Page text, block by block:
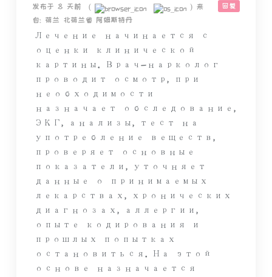
回复
发布于 8 天前 ( ) 来
自: 荷兰 北荷兰省 阿姆斯特丹
Лечение начинается с
оценки клинической
картины. Врач-нарколог
проводит осмотр, при
необходимости
назначает обследование,
ЭКГ, анализы, тест на
употребление веществ,
проверяет основные
показатели, уточняет
данные о принимаемых
лекарствах, хронических
диагнозах, аллергии,
опыте кодирования и
прошлых попытках
остановиться. На этой
основе назначается